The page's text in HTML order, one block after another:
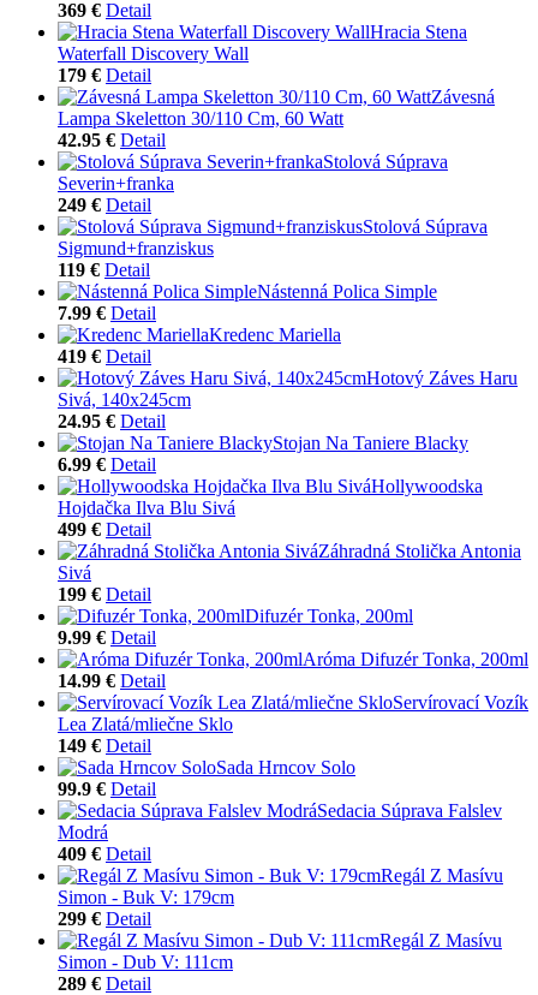
369 € Detail
Hracia Stena
Waterfall Discovery Wall
179 € Detail
Závesná
Lampa Skeletton 30/110 Cm, 60 Watt
42.95 € Detail
Stolová Súprava
Severin+franka
249 € Detail
Stolová Súprava
Sigmund+franziskus
119 € Detail
Nástenná Polica Simple
7.99 € Detail
Kredenc Mariella
419 € Detail
Hotový Záves Haru
Sivá, 140x245cm
24.95 € Detail
Stojan Na Taniere Blacky
6.99 € Detail
Hollywoodska
Hojdačka Ilva Blu Sivá
499 € Detail
Záhradná Stolička Antonia
Sivá
199 € Detail
Difuzér Tonka, 200ml
9.99 € Detail
Aróma Difuzér Tonka, 200ml
14.99 € Detail
Servírovací Vozík
Lea Zlatá/mliečne Sklo
149 € Detail
Sada Hrncov Solo
99.9 € Detail
Sedacia Súprava Falslev
Modrá
409 € Detail
Regál Z Masívu
Simon - Buk V: 179cm
299 € Detail
Regál Z Masívu
Simon - Dub V: 111cm
289 € Detail